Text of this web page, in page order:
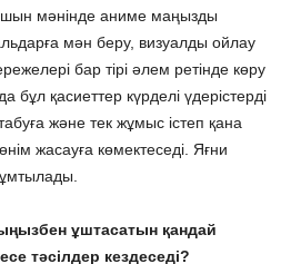
шын мәнінде аниме маңызды
мән беру, визуалды ойлау
бар тірі әлем ретінде көру
қасиеттер күрделі үдерістерді
және тек жұмыс істеп қана
жасауға көмектеседі. Яғни
ұштасатын қандай
тәсілдер кездеседі?